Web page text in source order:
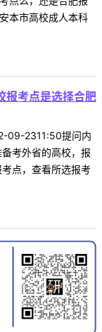
本市高校成人本科
报考点是选择合肥
09-2311:50提问内
考外省的高校，报
点，查看所选报考